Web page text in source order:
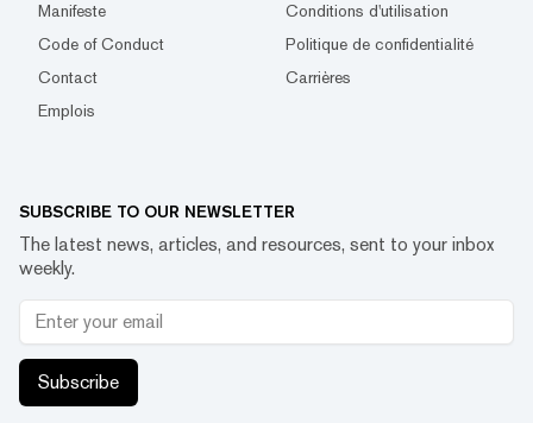
Manifeste
Conditions d'utilisation
Code of Conduct
Politique de confidentialité
Contact
Carrières
Emplois
SUBSCRIBE TO OUR NEWSLETTER
The latest news, articles, and resources, sent to your inbox
weekly.
Subscribe